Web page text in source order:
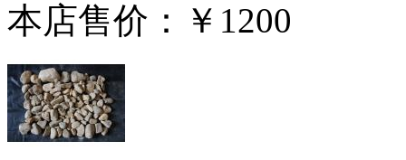
本店售价：
￥1200